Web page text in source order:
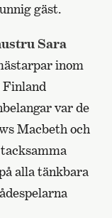
gäst.
Sara
inom
Finland
var de
Macbeth och
alla tänkbara